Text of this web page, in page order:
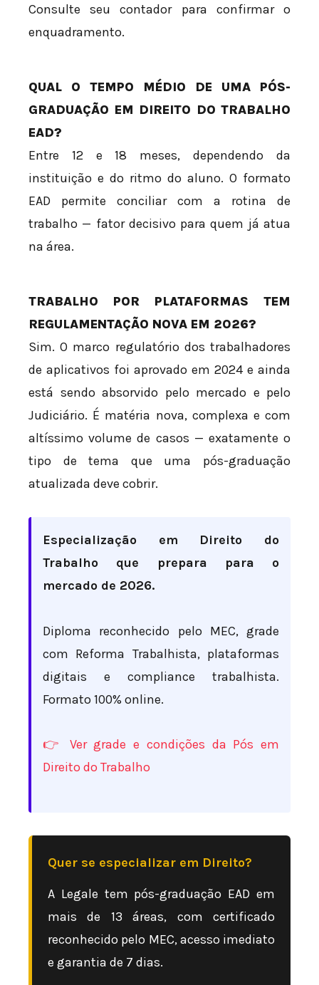
Consulte seu contador para confirmar o
enquadramento.
QUAL O TEMPO MÉDIO DE UMA PÓS-
GRADUAÇÃO EM DIREITO DO TRABALHO
EAD?
Entre 12 e 18 meses, dependendo da
instituição e do ritmo do aluno. O formato
EAD permite conciliar com a rotina de
trabalho — fator decisivo para quem já atua
na área.
TRABALHO POR PLATAFORMAS TEM
REGULAMENTAÇÃO NOVA EM 2026?
Sim. O marco regulatório dos trabalhadores
de aplicativos foi aprovado em 2024 e ainda
está sendo absorvido pelo mercado e pelo
Judiciário. É matéria nova, complexa e com
altíssimo volume de casos — exatamente o
tipo de tema que uma pós-graduação
atualizada deve cobrir.
Especialização em Direito do
Trabalho que prepara para o
mercado de 2026.
Diploma reconhecido pelo MEC, grade
com Reforma Trabalhista, plataformas
digitais e compliance trabalhista.
Formato 100% online.
👉 Ver grade e condições da Pós em
Direito do Trabalho
Quer se especializar em Direito?
A Legale tem pós-graduação EAD em
mais de 13 áreas, com certificado
reconhecido pelo MEC, acesso imediato
e garantia de 7 dias.